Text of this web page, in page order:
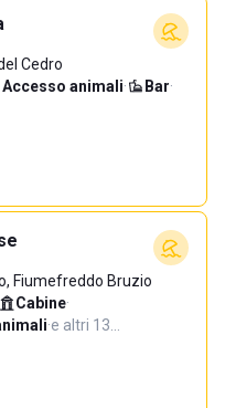
Cedro
Accesso animali· Bar·
Fiumefreddo Bruzio
Cabine·
·e altri 13…